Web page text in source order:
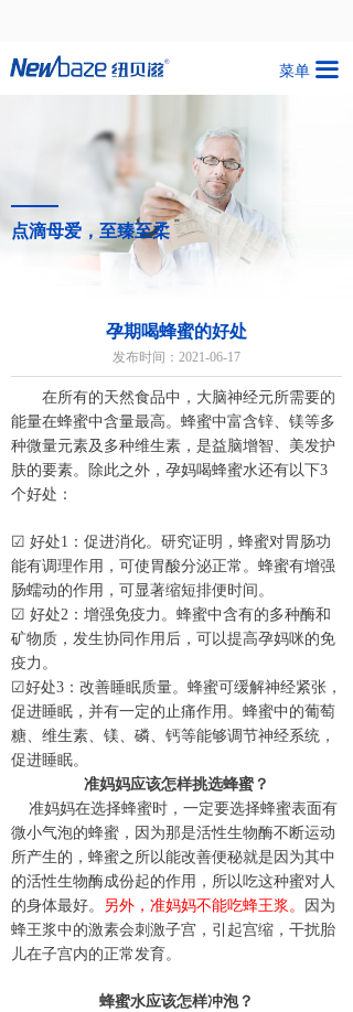
菜单 끀
孕期喝蜂蜜的好处
发布时间： 2021-06-17
在所有的天然食品中，大脑神经元所需要的
能量在蜂蜜中含量最高。蜂蜜中富含锌、镁等多
种微量元素及多种维生素，是益脑增智、美发护
肤的要素。除此之外， 孕妈喝蜂蜜水还有以下3
个好处 ：
☑ 好处1 ：促进消化。研究证明，蜂蜜对胃肠功
能有调理作用，可使胃酸分泌正常。蜂蜜有增强
肠蠕动的作用，可显著缩短排便时间。
☑ 好处2 ：增强免疫力。蜂蜜中含有的多种酶和
矿物质，发生协同作用后，可以提高孕妈咪的免
疫力。
☑好处3 ：改善睡眠质量。蜂蜜可缓解神经紧张，
促进睡眠，并有一定的止痛作用。蜂蜜中的葡萄
糖、维生素、镁、磷、钙等能够调节神经系统，
促进睡眠。
准妈妈应该怎样挑选蜂蜜？
准妈妈在选择蜂蜜时，一定要选择蜂蜜表面有
微小气泡的蜂蜜，因为那是活性生物酶不断运动
所产生的，蜂蜜之所以能改善便秘就是因为其中
的活性生物酶成份起的作用，所以吃这种蜜对人
的身体最好。
另外，准妈妈不能吃蜂王浆。
因为
蜂王浆中的激素会刺激子宫，引起宫缩，干扰胎
儿在子宫内的正常发育。
蜂蜜水应该怎样冲泡？
点滴母爱，至臻至柔